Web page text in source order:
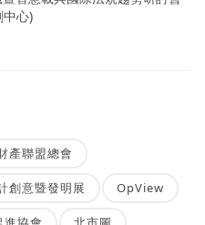
心)
產聯盟總會
創意暨發明展 OpView